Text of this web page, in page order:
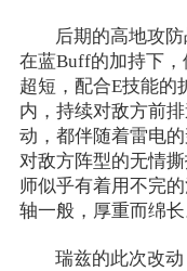
后期的高地攻
在蓝Buff的加持下
超短，配合E技能的
内，持续对敌方前
动，都伴随着雷电
对敌方阵型的无情
师似乎有着用不完
轴一般，厚重而绵长
瑞兹的此次改